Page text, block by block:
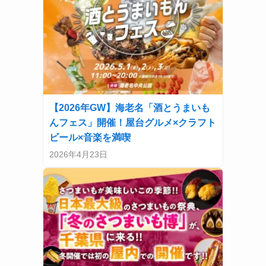
【2026年GW】海老名「酒とうまいも
んフェス」開催！屋台グルメ×クラフト
ビール×音楽を満喫
2026年4月23日